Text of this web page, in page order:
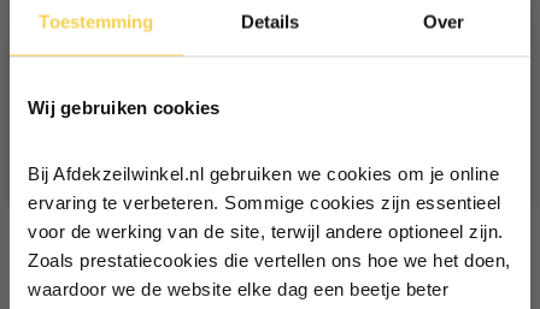
Toestemming Details Over
Wij gebruiken cookies
Bij Afdekzeilwinkel.nl gebruiken we cookies om je online
ervaring te verbeteren. Sommige cookies zijn essentieel
voor de werking van de site, terwijl andere optioneel zijn.
Zoals prestatiecookies die vertellen ons hoe we het doen,
waardoor we de website elke dag een beetje beter
Ontvang €5,- korting!
Schrijf je in voor de nieuwsbrief en
Vul je e-mailadres in‍⁪⁪
Particulier Zakelijk